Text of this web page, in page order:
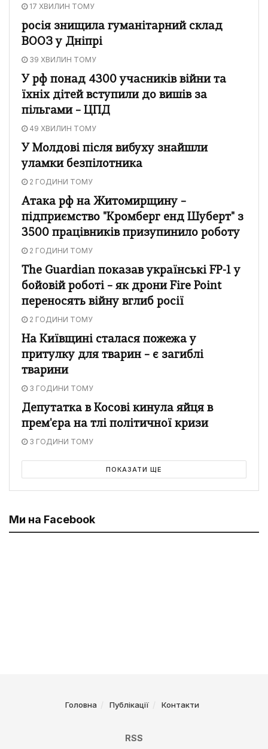
17 ХВИЛИН ТОМУ
росія знищила гуманітарний склад
ВООЗ у Дніпрі
39 ХВИЛИН ТОМУ
У рф понад 4300 учасників війни та
їхніх дітей вступили до вишів за
пільгами – ЦПД
49 ХВИЛИН ТОМУ
У Молдові після вибуху знайшли
уламки безпілотника
2 ГОДИНИ ТОМУ
Атака рф на Житомирщину –
підприємство "Кромберг енд Шуберт" з
3500 працівників призупинило роботу
2 ГОДИНИ ТОМУ
The Guardian показав українські FP-1 у
бойовій роботі – як дрони Fire Point
переносять війну вглиб росії
2 ГОДИНИ ТОМУ
На Київщині сталася пожежа у
притулку для тварин – є загиблі
тварини
3 ГОДИНИ ТОМУ
Депутатка в Косові кинула яйця в
прем'єра на тлі політичної кризи
3 ГОДИНИ ТОМУ
ПОКАЗАТИ ЩЕ
Ми на Facebook
Головна Публікації Контакти
RSS